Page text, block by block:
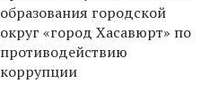
образования городской
округ «город Хасавюрт» по
противодействию
коррупции